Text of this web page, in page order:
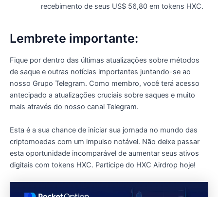
recebimento de seus US$ 56,80 em tokens HXC.
Lembrete importante:
Fique por dentro das últimas atualizações sobre métodos
de saque e outras notícias importantes juntando-se ao
nosso Grupo Telegram. Como membro, você terá acesso
antecipado a atualizações cruciais sobre saques e muito
mais através do nosso canal Telegram.
Esta é a sua chance de iniciar sua jornada no mundo das
criptomoedas com um impulso notável. Não deixe passar
esta oportunidade incomparável de aumentar seus ativos
digitais com tokens HXC. Participe do HXC Airdrop hoje!